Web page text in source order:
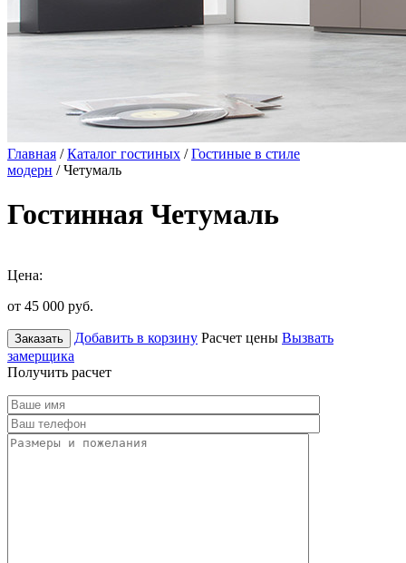
Главная /Каталог гостиных /Гостиные в стиле
модерн / Четумаль
Гостинная Четумаль
Цена:
от 45 000 руб.
Заказать Добавить в корзину Расчет цены Вызвать
замерщика
Получить расчет